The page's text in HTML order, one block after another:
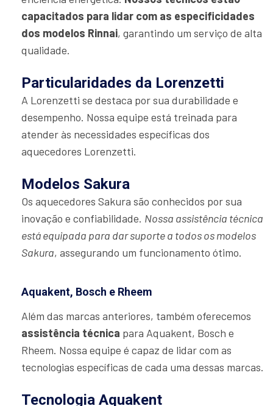
capacitados para lidar com as especificidades
dos modelos Rinnai, garantindo um serviço de alta
qualidade.
Particularidades da Lorenzetti
A Lorenzetti se destaca por sua durabilidade e
desempenho. Nossa equipe está treinada para
atender às necessidades específicas dos
aquecedores Lorenzetti.
Modelos Sakura
Os aquecedores Sakura são conhecidos por sua
inovação e confiabilidade. Nossa assistência técnica
está equipada para dar suporte a todos os modelos
Sakura, assegurando um funcionamento ótimo.
Aquakent, Bosch e Rheem
Além das marcas anteriores, também oferecemos
assistência técnica para Aquakent, Bosch e
Rheem. Nossa equipe é capaz de lidar com as
tecnologias específicas de cada uma dessas marcas.
Tecnologia Aquakent